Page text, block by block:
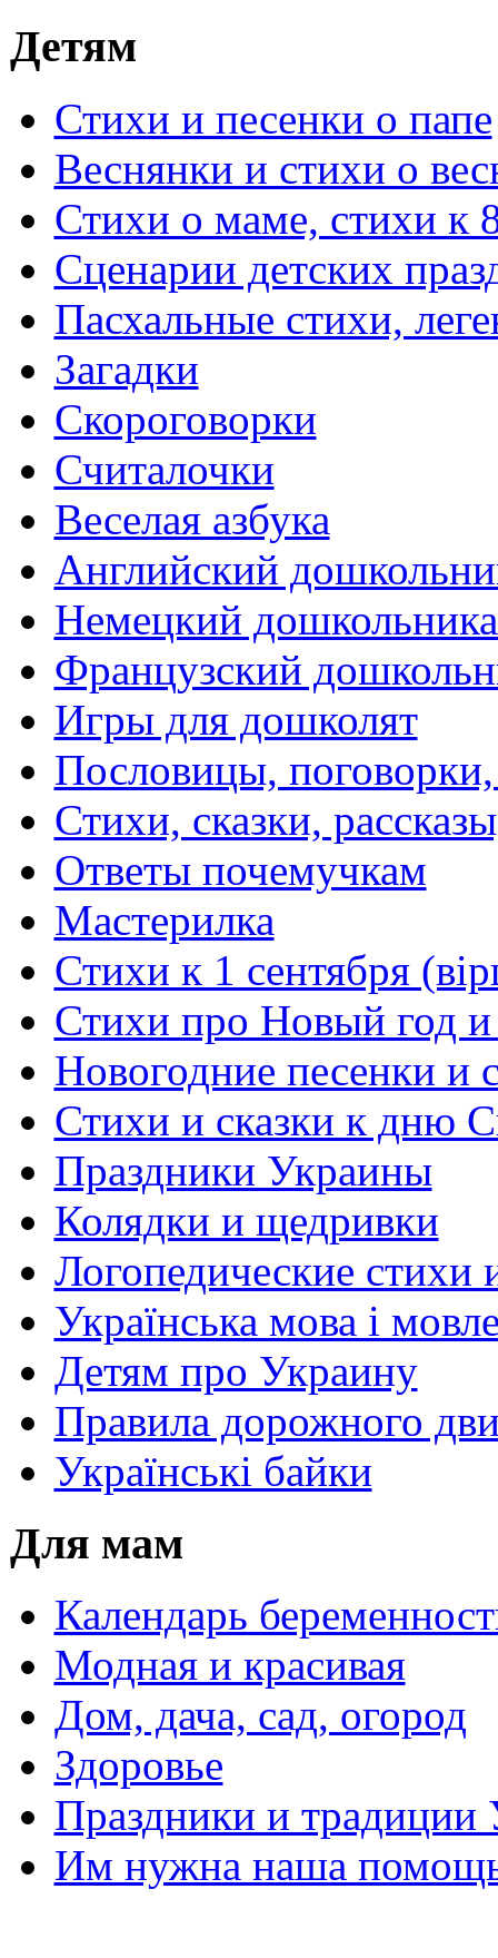
Детям
Стихи и песенки о папе
Веснянки и стихи о
Стихи о маме, стихи к
Сценарии детских
Пасхальные стихи,
Загадки
Скороговорки
Считалочки
Веселая азбука
Английский
Немецкий
Французский
Игры для дошколят
Пословицы,
Стихи, сказки,
Ответы почемучкам
Мастерилка
Стихи к 1 сентября
Стихи про Новый год
Новогодние песенки и
Стихи и сказки к дню
Праздники Украины
Колядки и щедривки
Логопедические стихи
Українська мова і
Детям про Украину
Правила дорожного
Українські байки
Для мам
Календарь
Модная и красивая
Дом, дача, сад, огород
Здоровье
Праздники и традиции
Им нужна наша